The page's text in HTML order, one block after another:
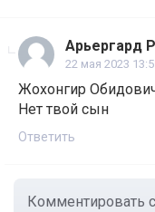
Арьергард
22 мая 2023
Жохонгир
Нет твой сын
Ответить
Комментировать